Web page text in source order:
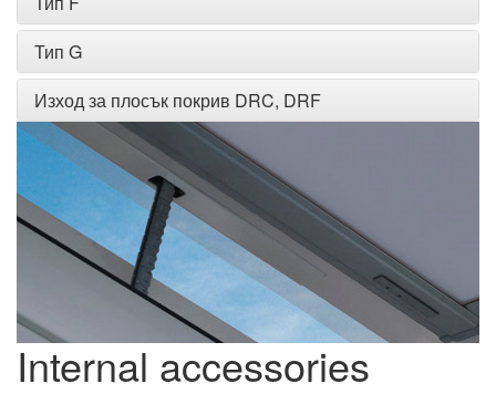
Тип G
Изход за плосък покрив DRC, DRF
Internal accessories